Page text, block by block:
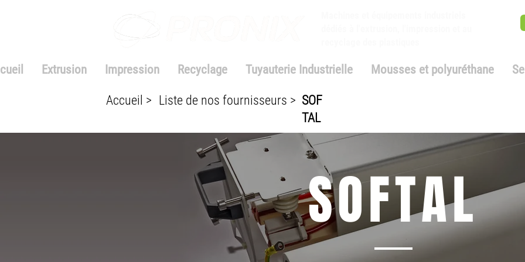
Extrusion Impression Recyclage Tuyauterie Industrielle Mousses et polyuréthane
Accueil > Liste de nos fournisseurs > SOF
TAL
SOFTAL